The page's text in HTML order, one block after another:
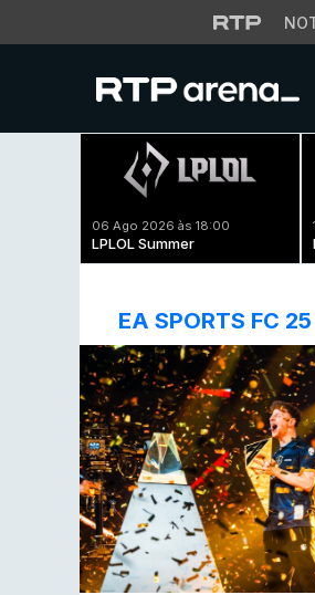
06 Ago 2026 às 18:00
LPLOL Summer
EA SPORTS FC 25